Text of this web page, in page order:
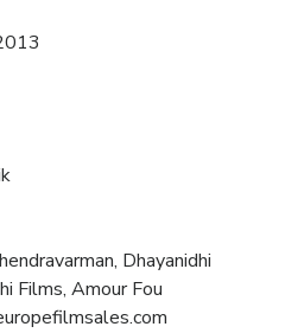
Dhayanidhi
Films, Amour Fou